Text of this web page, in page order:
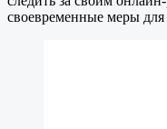
своевременные меры